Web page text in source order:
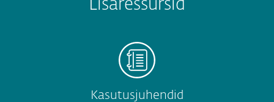
Lisaressursid
Kasutusjuhendid